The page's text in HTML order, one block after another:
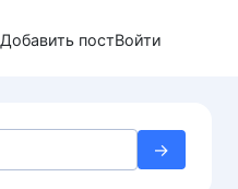
Добавить постВойти